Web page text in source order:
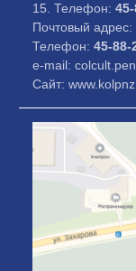
15. Телефон:
Почтовый адрес:
Телефон:45-88-
e-mail:
Сайт: